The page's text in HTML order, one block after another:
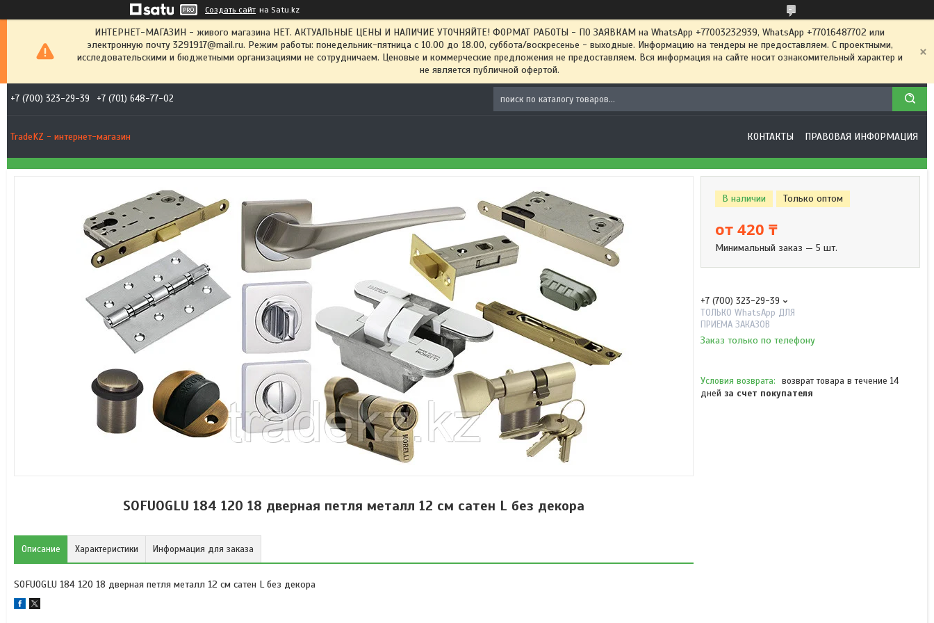
Создать сайт на Satu.kz
ИНТЕРНЕТ-МАГАЗИН - живого магазина НЕТ. АКТУАЛЬНЫЕ ЦЕНЫ И НАЛИЧИЕ УТОЧНЯЙТЕ! ФОРМАТ РАБОТЫ - ПО ЗАЯВКАМ на WhatsApp +77003232939, WhatsApp +77016487702 или
электронную почту 3291917@mail.ru. Режим работы: понедельник-пятница с 10.00 до 18.00, суббота/воскресенье - выходные. Информацию на тендеры не предоставляем. С проектными,
исследовательскими и бюджетными организациями не сотрудничаем. Ценовые и коммерческие предложения не предоставляем. Вся информация на сайте носит ознакомительный характер и
не является публичной офертой.
+7 (700) 323-29-39 +7 (701) 648-77-02
TradeKZ - интернет-магазин КОНТАКТЫ ПРАВОВАЯ ИНФОРМАЦИЯ
SOFUOGLU 184 120 18 дверная петля металл 12 см сатен L без декора
Описание Характеристики Информация для заказа
SOFUOGLU 184 120 18 дверная петля металл 12 см сатен L без декора
В наличии Только оптом
от 420 ₸
Минимальный заказ — 5 шт.
+7 (700) 323-29-39
ТОЛЬКО WhatsApp ДЛЯ
ПРИЕМА ЗАКАЗОВ
Заказ только по телефону
возврат товара в течение 14
дней за счет покупателя